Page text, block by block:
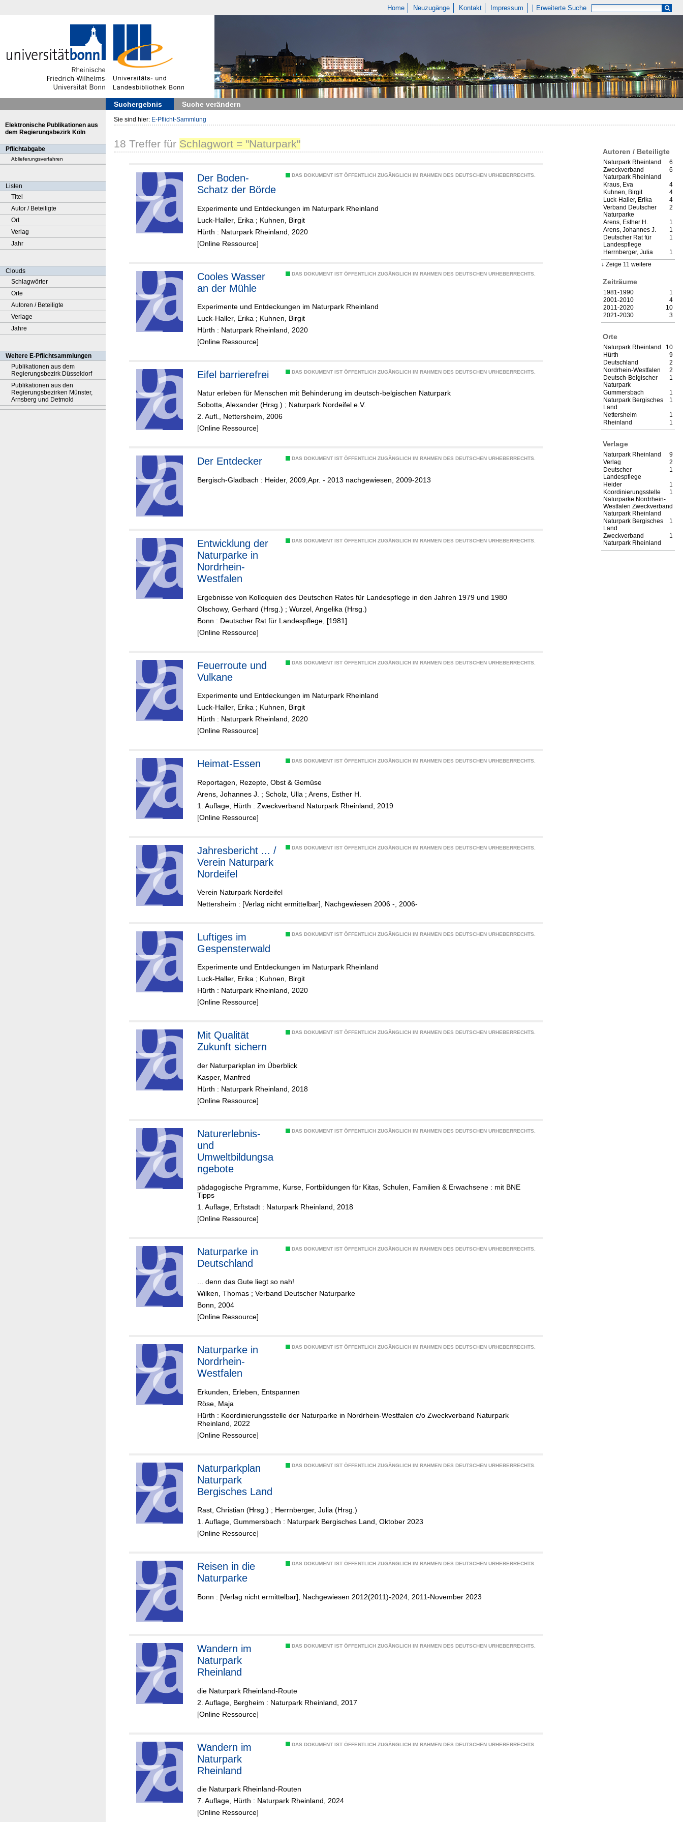
Home Neuzugänge Kontakt Impressum Erweiterte Suche
Suchergebnis Suche verändern
Elektronische Publikationen aus
dem Regierungsbezirk Köln
Pflichtabgabe
Ablieferungsverfahren
Listen
Titel
Autor / Beteiligte
Ort
Verlag
Jahr
Clouds
Schlagwörter
Orte
Autoren / Beteiligte
Verlage
Jahre
Weitere E-Pflichtsammlungen
Publikationen aus dem
Regierungsbezirk Düsseldorf
Publikationen aus den
Regierungsbezirken Münster,
Arnsberg und Detmold
Sie sind hier: E-Pflicht-Sammlung
Autoren / Beteiligte
6
Naturpark Rheinland
6
Zweckverband
Naturpark Rheinland
4
Kraus, Eva
4
Kuhnen, Birgit
4
Luck-Haller, Erika
2
Verband Deutscher
Naturparke
1
Arens, Esther H.
1
Arens, Johannes J.
1
Deutscher Rat für
Landespflege
1
Herrnberger, Julia
Zeige 11 weitere
Zeiträume
1
1981-1990
4
2001-2010
10
2011-2020
3
2021-2030
Orte
10
Naturpark Rheinland
9
Hürth
2
Deutschland
2
Nordrhein-Westfalen
1
Deutsch-Belgischer
Naturpark
1
Gummersbach
1
Naturpark Bergisches
Land
1
Nettersheim
1
Rheinland
Verlage
9
Naturpark Rheinland
2
Verlag
1
Deutscher
Landespflege
1
Heider
1
Koordinierungsstelle
Naturparke Nordrhein-
Westfalen Zweckverband
Naturpark Rheinland
1
Naturpark Bergisches
Land
1
Zweckverband
Naturpark Rheinland
18 Treffer für Schlagwort = "Naturpark"
DAS DOKUMENT IST ÖFFENTLICH ZUGÄNGLICH IM RAHMEN DES DEUTSCHEN URHEBERRECHTS.
Der Boden-
Schatz der Börde
Experimente und Entdeckungen im Naturpark Rheinland
Luck-Haller, Erika ; Kuhnen, Birgit
Hürth : Naturpark Rheinland, 2020
[Online Ressource]
DAS DOKUMENT IST ÖFFENTLICH ZUGÄNGLICH IM RAHMEN DES DEUTSCHEN URHEBERRECHTS.
Cooles Wasser
an der Mühle
Experimente und Entdeckungen im Naturpark Rheinland
Luck-Haller, Erika ; Kuhnen, Birgit
Hürth : Naturpark Rheinland, 2020
[Online Ressource]
DAS DOKUMENT IST ÖFFENTLICH ZUGÄNGLICH IM RAHMEN DES DEUTSCHEN URHEBERRECHTS.
Eifel barrierefrei
Natur erleben für Menschen mit Behinderung im deutsch-belgischen Naturpark
Sobotta, Alexander (Hrsg.) ; Naturpark Nordeifel e.V.
2. Aufl., Nettersheim, 2006
[Online Ressource]
DAS DOKUMENT IST ÖFFENTLICH ZUGÄNGLICH IM RAHMEN DES DEUTSCHEN URHEBERRECHTS.
Der Entdecker
Bergisch-Gladbach : Heider, 2009,Apr. - 2013 nachgewiesen, 2009-2013
DAS DOKUMENT IST ÖFFENTLICH ZUGÄNGLICH IM RAHMEN DES DEUTSCHEN URHEBERRECHTS.
Entwicklung der
Naturparke in
Nordrhein-
Westfalen
Ergebnisse von Kolloquien des Deutschen Rates für Landespflege in den Jahren 1979 und 1980
Olschowy, Gerhard (Hrsg.) ; Wurzel, Angelika (Hrsg.)
Bonn : Deutscher Rat für Landespflege, [1981]
[Online Ressource]
DAS DOKUMENT IST ÖFFENTLICH ZUGÄNGLICH IM RAHMEN DES DEUTSCHEN URHEBERRECHTS.
Feuerroute und
Vulkane
Experimente und Entdeckungen im Naturpark Rheinland
Luck-Haller, Erika ; Kuhnen, Birgit
Hürth : Naturpark Rheinland, 2020
[Online Ressource]
DAS DOKUMENT IST ÖFFENTLICH ZUGÄNGLICH IM RAHMEN DES DEUTSCHEN URHEBERRECHTS.
Heimat-Essen
Reportagen, Rezepte, Obst & Gemüse
Arens, Johannes J.
; Scholz, Ulla ; Arens, Esther H.
1. Auflage, Hürth : Zweckverband Naturpark Rheinland, 2019
[Online Ressource]
DAS DOKUMENT IST ÖFFENTLICH ZUGÄNGLICH IM RAHMEN DES DEUTSCHEN URHEBERRECHTS.
Jahresbericht ... /
Verein Naturpark
Nordeifel
Verein Naturpark Nordeifel
Nettersheim : [Verlag nicht ermittelbar], Nachgewiesen 2006 -, 2006-
DAS DOKUMENT IST ÖFFENTLICH ZUGÄNGLICH IM RAHMEN DES DEUTSCHEN URHEBERRECHTS.
Luftiges im
Gespensterwald
Experimente und Entdeckungen im Naturpark Rheinland
Luck-Haller, Erika ; Kuhnen, Birgit
Hürth : Naturpark Rheinland, 2020
[Online Ressource]
DAS DOKUMENT IST ÖFFENTLICH ZUGÄNGLICH IM RAHMEN DES DEUTSCHEN URHEBERRECHTS.
Mit Qualität
Zukunft sichern
der Naturparkplan im Überblick
Kasper, Manfred
Hürth : Naturpark Rheinland, 2018
[Online Ressource]
DAS DOKUMENT IST ÖFFENTLICH ZUGÄNGLICH IM RAHMEN DES DEUTSCHEN URHEBERRECHTS.
Naturerlebnis-
und
Umweltbildungsa
ngebote
pädagogische Prgramme, Kurse, Fortbildungen für Kitas, Schulen, Familien & Erwachsene : mit BNE
Tipps
1. Auflage, Erftstadt : Naturpark Rheinland, 2018
[Online Ressource]
DAS DOKUMENT IST ÖFFENTLICH ZUGÄNGLICH IM RAHMEN DES DEUTSCHEN URHEBERRECHTS.
Naturparke in
Deutschland
... denn das Gute liegt so nah!
Wilken, Thomas ; Verband Deutscher Naturparke
Bonn, 2004
[Online Ressource]
DAS DOKUMENT IST ÖFFENTLICH ZUGÄNGLICH IM RAHMEN DES DEUTSCHEN URHEBERRECHTS.
Naturparke in
Nordrhein-
Westfalen
Erkunden, Erleben, Entspannen
Röse, Maja
Hürth : Koordinierungsstelle der Naturparke in Nordrhein-Westfalen c/o Zweckverband Naturpark
Rheinland, 2022
[Online Ressource]
DAS DOKUMENT IST ÖFFENTLICH ZUGÄNGLICH IM RAHMEN DES DEUTSCHEN URHEBERRECHTS.
Naturparkplan
Naturpark
Bergisches Land
Rast, Christian (Hrsg.) ; Herrnberger, Julia (Hrsg.)
1. Auflage, Gummersbach : Naturpark Bergisches Land, Oktober 2023
[Online Ressource]
DAS DOKUMENT IST ÖFFENTLICH ZUGÄNGLICH IM RAHMEN DES DEUTSCHEN URHEBERRECHTS.
Reisen in die
Naturparke
Bonn : [Verlag nicht ermittelbar], Nachgewiesen 2012(2011)-2024, 2011-November 2023
DAS DOKUMENT IST ÖFFENTLICH ZUGÄNGLICH IM RAHMEN DES DEUTSCHEN URHEBERRECHTS.
Wandern im
Naturpark
Rheinland
die Naturpark Rheinland-Route
2. Auflage, Bergheim : Naturpark Rheinland, 2017
[Online Ressource]
DAS DOKUMENT IST ÖFFENTLICH ZUGÄNGLICH IM RAHMEN DES DEUTSCHEN URHEBERRECHTS.
Wandern im
Naturpark
Rheinland
die Naturpark Rheinland-Routen
7. Auflage, Hürth : Naturpark Rheinland, 2024
[Online Ressource]